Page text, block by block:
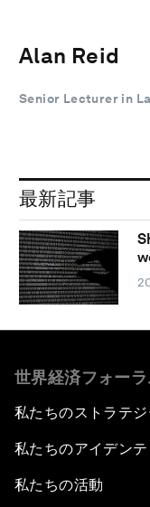
Alan Reid
Senior Lecturer in
最新記事
世界経済フォー
私たちのストラテジ
私たちのアイデンテ
私たちの活動